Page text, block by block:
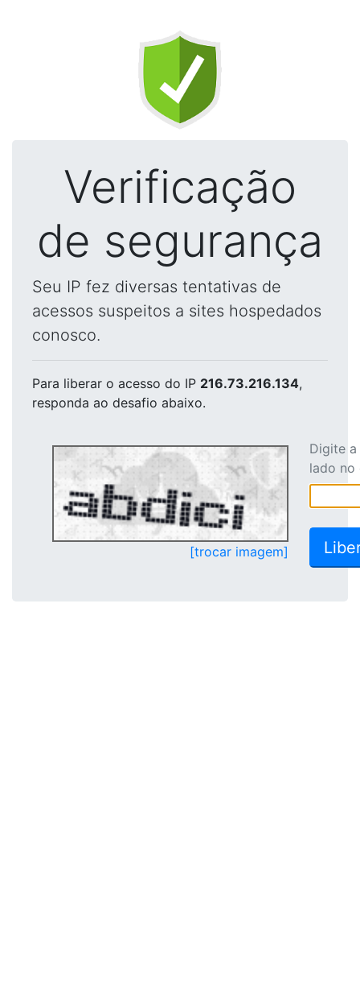
Verificação
de segurança
Seu IP fez diversas tentativas de
acessos suspeitos a sites hospedados
conosco.
Para liberar o acesso do IP 216.73.216.134,
responda ao desafio abaixo.
[trocar imagem]
Digite
lado no